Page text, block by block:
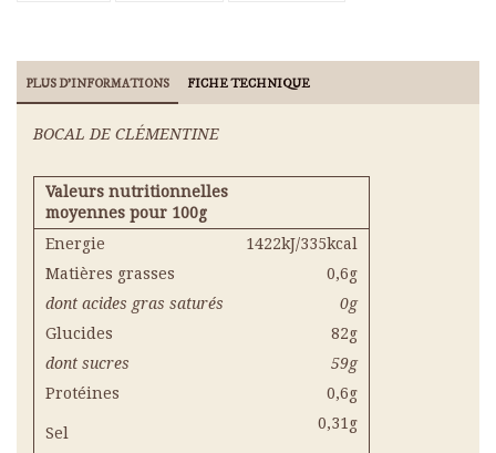
PLUS D'INFORMATIONS FICHE TECHNIQUE
BOCAL DE CLÉMENTINE
Valeurs nutritionnelles
moyennes pour 100g
Energie
1422kJ/335kcal
Matières grasses
0,6g
dont acides gras saturés
0g
Glucides
82g
dont sucres
59g
Protéines
0,6g
Sel
0,31g